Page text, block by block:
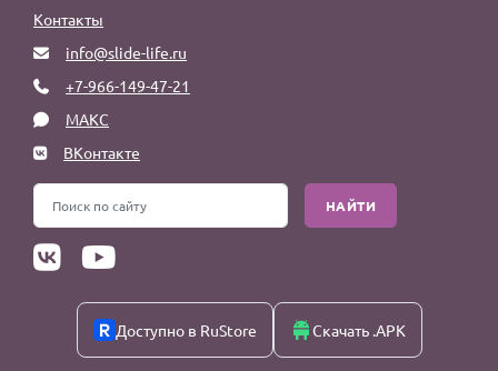
Контакты
info@slide-life.ru
+7-966-149-47-21
МАКС
ВКонтакте
НАЙТИ
Доступно в RuStore Скачать .APK